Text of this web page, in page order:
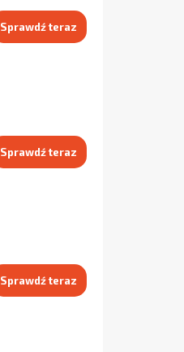
Sprawdź teraz
Sprawdź teraz
Sprawdź teraz